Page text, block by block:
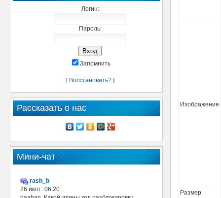
Логин:
Пароль:
Запомнить
[ Восстановить?]
Рассказать о нас
Мини-чат
rash_b
26 июл : 06:20
Изображение
Размер